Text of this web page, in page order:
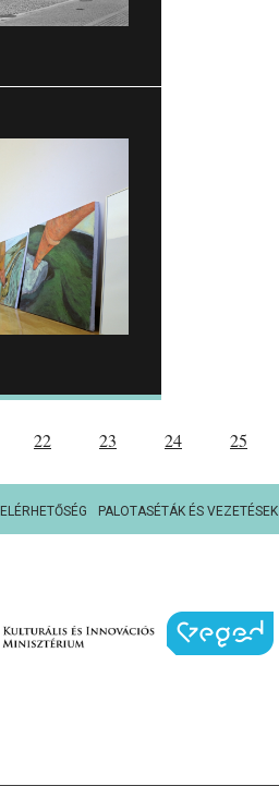
22 23 24 25
ELÉRHETŐSÉG PALOTASÉTÁK ÉS VEZETÉSEK